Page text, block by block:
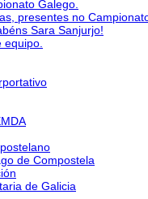
Galego.
presentes no
Sara Sanjurjo!
equipo.
de Compostela
de Galicia